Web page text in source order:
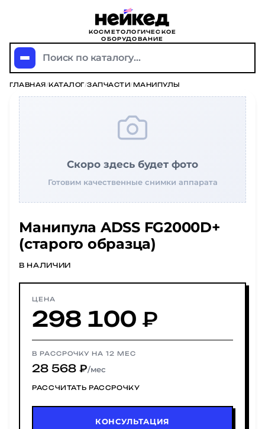
КОСМЕТОЛОГИЧЕСКОЕ
ОБОРУДОВАНИЕ
Поиск по каталогу...
ГЛАВНАЯ/КАТАЛОГ/ЗАПЧАСТИ/МАНИПУЛЫ
Скоро здесь будет фото
Готовим качественные снимки аппарата
Манипула ADSS FG2000D+
(старого образца)
В НАЛИЧИИ
ЦЕНА
298 100 ₽
В РАССРОЧКУ НА 12 МЕС
28 568 ₽/мес
РАССЧИТАТЬ РАССРОЧКУ
КОНСУЛЬТАЦИЯ